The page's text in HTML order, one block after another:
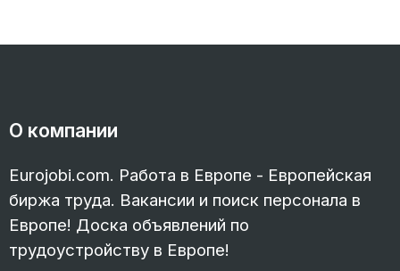
О компании
Eurojobi.com. Работа в Европе - Европейская
биржа труда. Вакансии и поиск персонала в
Европе! Доска объявлений по
трудоустройству в Европе!